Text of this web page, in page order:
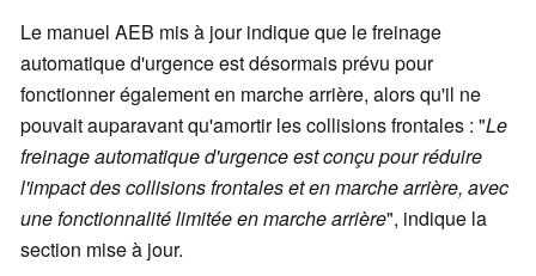
Le manuel AEB mis à jour indique que le freinage
automatique d'urgence est désormais prévu pour
fonctionner également en marche arrière, alors qu'il ne
pouvait auparavant qu'amortir les collisions frontales : "Le
freinage automatique d'urgence est conçu pour réduire
l'impact des collisions frontales et en marche arrière, avec
une fonctionnalité limitée en marche arrière", indique la
section mise à jour.